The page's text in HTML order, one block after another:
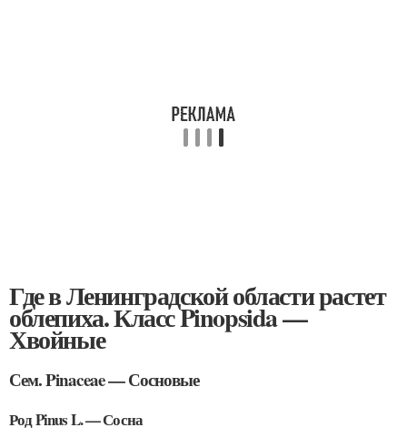
Где в Ленинградской области растет
облепиха. Класс Pinopsida —
Хвойные
Сем. Pinaceae — Сосновые
Род Pinus L. — Сосна